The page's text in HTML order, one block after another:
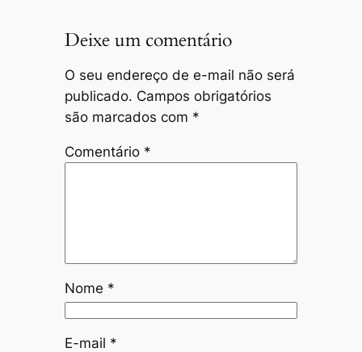
Deixe um comentário
O seu endereço de e-mail não será
publicado. Campos obrigatórios
são marcados com *
Comentário *
Nome *
E-mail *